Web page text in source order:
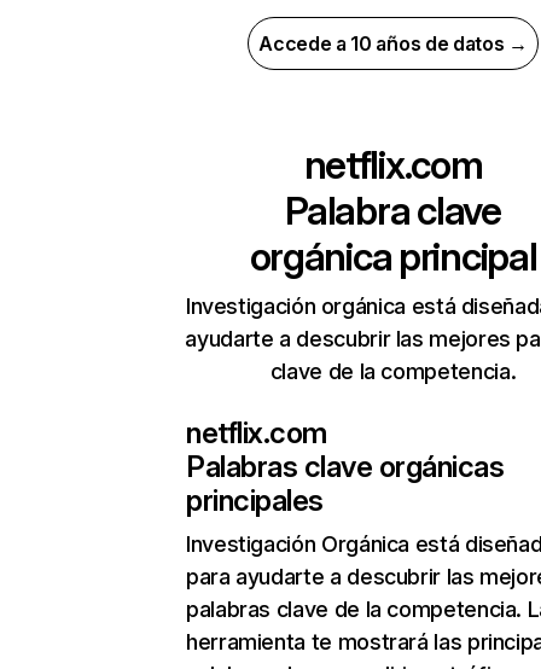
Accede a 10 años de datos →
netflix.com
Palabra clave
orgánica principal
Investigación orgánica está
ayudarte a descubrir las mejores
clave de la competencia.
netflix.com
Palabras clave orgánicas
principales
Investigación Orgánica está
para ayudarte a descubrir las
palabras clave de la competencia.
herramienta te mostrará las